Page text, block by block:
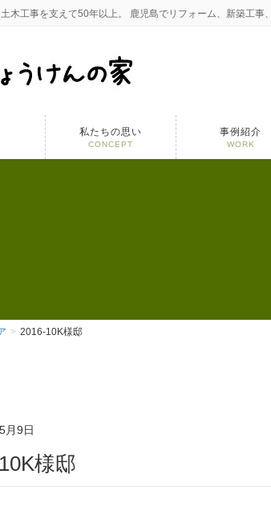
木工事を支えて50年以上。 鹿児島でリフォーム、新築工事
私たちの思い
CONCEPT
事例紹介
WORK
2016-10K様邸
月9日
様邸